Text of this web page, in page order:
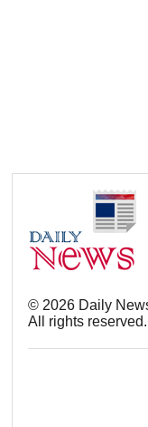
© 2026 Daily
All rights reserved.